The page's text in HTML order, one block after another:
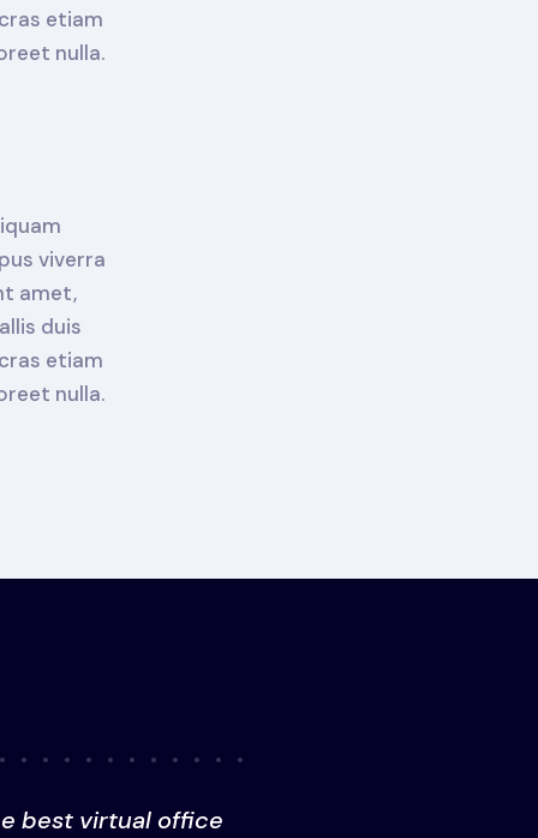
etiam
nulla.
viverra
amet,
duis
etiam
nulla.
best virtual office